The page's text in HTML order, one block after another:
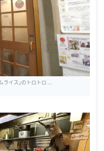
ライス」のトロトロ ...